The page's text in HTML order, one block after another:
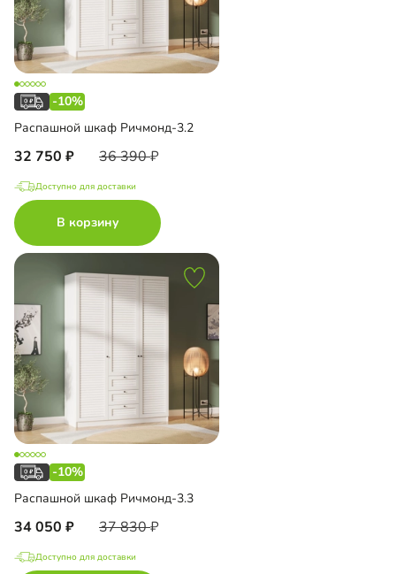
-10%
Распашной шкаф Ричмонд-3.2
32 750 36 390
Доступно для доставки
В корзину
-10%
Распашной шкаф Ричмонд-3.3
34 050 37 830
Доступно для доставки